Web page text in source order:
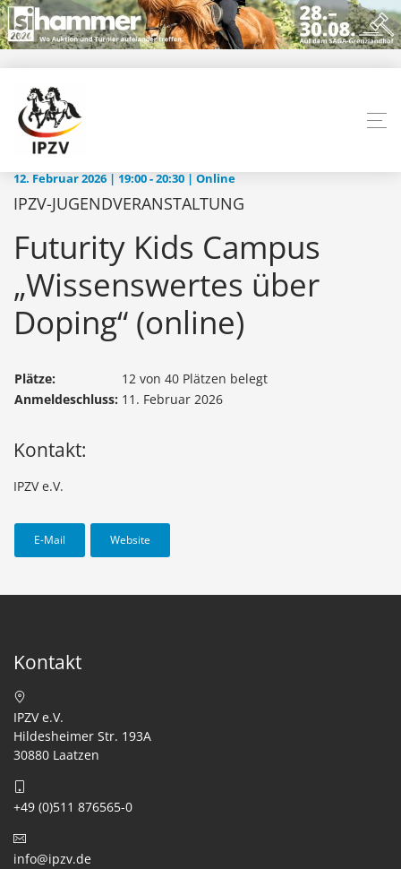
12. Februar 2026 | 19:00 ‐ 20:30 | Online
IPZV-JUGENDVERANSTALTUNG
Futurity Kids Campus
„Wissenswertes über
Doping“ (online)
Plätze:
12 von 40 Plätzen belegt
Anmeldeschluss: 11. Februar 2026
Kontakt:
IPZV e.V.
E-Mail Website
Kontakt
IPZV e.V.
Hildesheimer Str. 193A
30880 Laatzen
+49 (0)511 876565-0
info@ipzv.de